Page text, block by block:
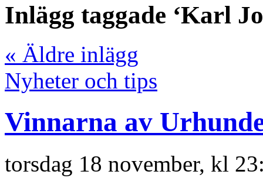
Inlägg taggade ‘Karl
« Äldre inlägg
Nyheter och tips
Vinnarna av
torsdag 18 november, kl